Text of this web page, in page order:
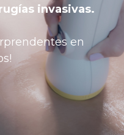
invasivas.
en